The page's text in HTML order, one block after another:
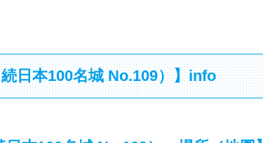
日本100名城 No.109）】info